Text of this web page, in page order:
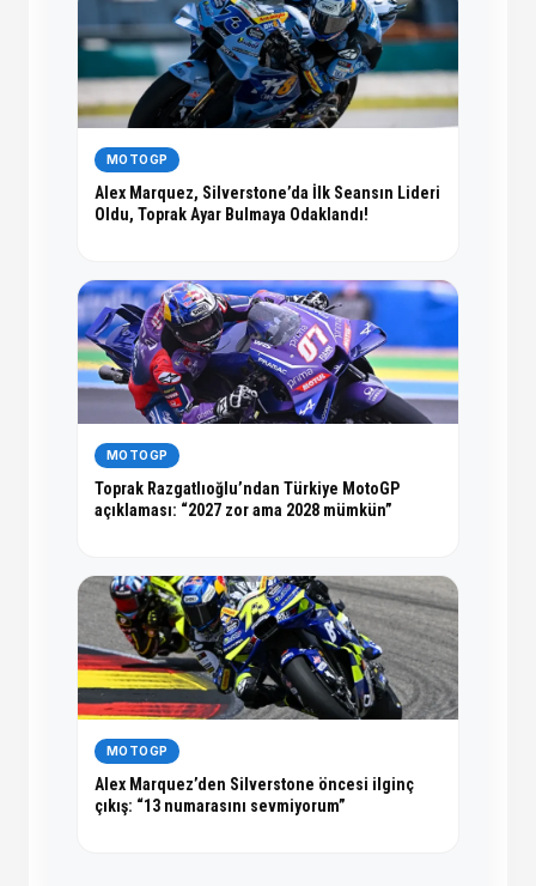
MOTOGP
Alex Marquez, Silverstone’da İlk Seansın Lideri
Oldu, Toprak Ayar Bulmaya Odaklandı!
MOTOGP
Toprak Razgatlıoğlu’ndan Türkiye MotoGP
açıklaması: “2027 zor ama 2028 mümkün”
MOTOGP
Alex Marquez’den Silverstone öncesi ilginç
çıkış: “13 numarasını sevmiyorum”